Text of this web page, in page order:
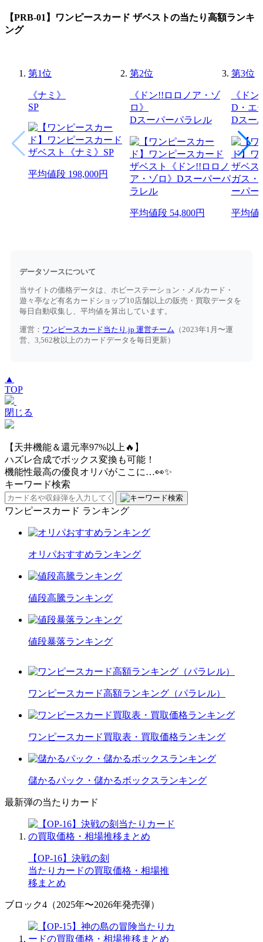
【PRB-01】ワンピースカード ザベストの当たり高額ランキ
ング
第1位
《ナミ》
SP
平均値段 198,000円
第2位
《ドン!!ロロノア・ゾ
ロ》
Dスーパーパラレル
平均値段54,800円
第3位
《ド
D・エ
Dスー
平均値
データソースについて
当サイトの価格データは、ホビーステーション・メルカード・
遊々亭など有名カードショップ10店舗以上の販売・買取データを
毎日自動収集し、平均値を算出しています。
運営： ワンピースカード当たり.jp 運営チーム （2023年1月〜運
営、3,562枚以上のカードデータを毎日更新）
▲
TOP
閉じる
【天井機能＆還元率97%以上🔥】
ハズレ合成でボックス変換も可能！
機能性最高の優良オリパがここに…👀✨
キーワード検索
ワンピースカード ランキング
オリパおすすめランキング
値段高騰ランキング
値段暴落ランキング
ワンピースカード高額ランキング（パラレル）
ワンピースカード買取表・買取価格ランキング
儲かるパック・儲かるボックスランキング
最新弾の当たりカード
【OP-16】決戦の刻
当たりカードの買取価格・相場推
移まとめ
ブロック4（2025年〜2026年発売弾）